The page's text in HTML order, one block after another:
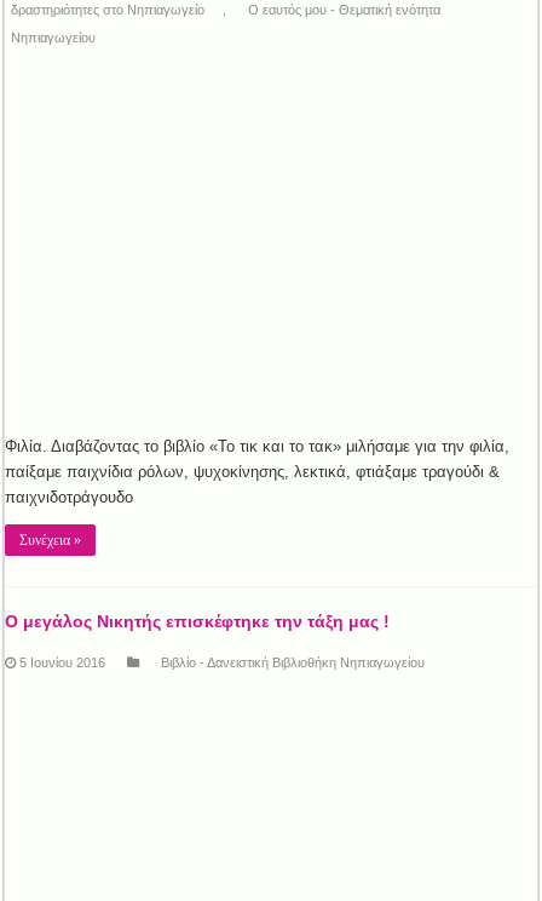
δραστηριότητες στο Νηπιαγωγείο
Ο εαυτός μου - Θεματική ενότητα
Νηπιαγωγείου
Φιλία. Διαβάζοντας το βιβλίο «Το τικ και το τακ» μιλήσαμε για την φιλία,
παίξαμε παιχνίδια ρόλων, ψυχοκίνησης, λεκτικά, φτιάξαμε τραγούδι &
παιχνιδοτράγουδο
Συνέχεια »
Ο μεγάλος Νικητής επισκέφτηκε την τάξη μας !
5 Ιουνίου 2016 Βιβλίο - Δανειστική Βιβλιοθήκη Νηπιαγωγείου